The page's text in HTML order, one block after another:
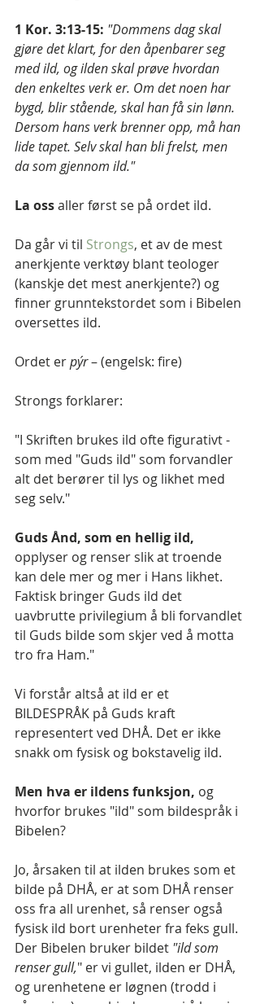
1 Kor. 3:13-15: "Dommens dag skal
gjøre det klart, for den åpenbarer seg
med ild, og ilden skal prøve hvordan
den enkeltes verk er. Om det noen har
bygd, blir stående, skal han få sin lønn.
Dersom hans verk brenner opp, må han
lide tapet. Selv skal han bli frelst, men
da som gjennom ild."
La oss aller først se på ordet ild.
Da går vi til Strongs, et av de mest
anerkjente verktøy blant teologer
(kanskje det mest anerkjente?) og
finner grunntekstordet som i Bibelen
oversettes ild.
Ordet er pýr – (engelsk: fire)
Strongs forklarer:
"I Skriften brukes ild ofte figurativt -
som med "Guds ild" som forvandler
alt det berører til lys og likhet med
seg selv."
Guds Ånd, som en hellig ild,
opplyser og renser slik at troende
kan dele mer og mer i Hans likhet.
Faktisk bringer Guds ild det
uavbrutte privilegium å bli forvandlet
til Guds bilde som skjer ved å motta
tro fra Ham."
Vi forstår altså at ild er et
BILDESPRÅK på Guds kraft
representert ved DHÅ. Det er ikke
snakk om fysisk og bokstavelig ild.
Men hva er ildens funksjon, og
hvorfor brukes "ild" som bildespråk i
Bibelen?
Jo, årsaken til at ilden brukes som et
bilde på DHÅ, er at som DHÅ renser
oss fra all urenhet, så renser også
fysisk ild bort urenheter fra feks gull.
Der Bibelen bruker bildet "ild som
renser gull," er vi gullet, ilden er DHÅ,
og urenhetene er løgnen (trodd i